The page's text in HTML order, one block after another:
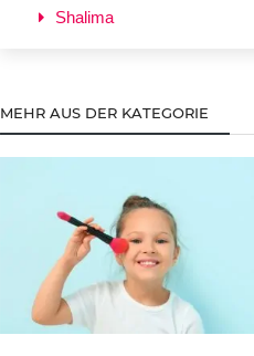
Shalima
MEHR AUS DER KATEGORIE